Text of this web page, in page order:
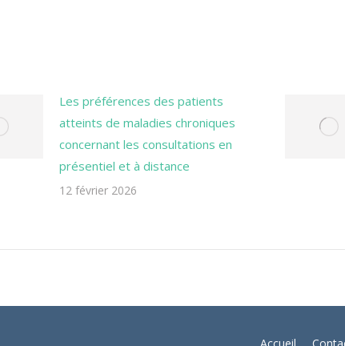
Les préférences des patients
atteints de maladies chroniques
concernant les consultations en
présentiel et à distance
12 février 2026